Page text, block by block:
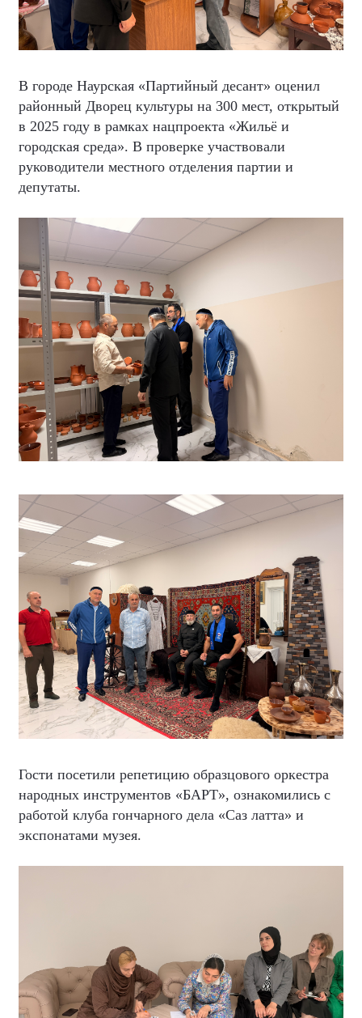
В городе Наурская «Партийный десант» оценил
районный Дворец культуры на 300 мест, открытый
в 2025 году в рамках нацпроекта «Жильё и
городская среда». В проверке участвовали
руководители местного отделения партии и
депутаты.
Гости посетили репетицию образцового оркестра
народных инструментов «БАРТ», ознакомились с
работой клуба гончарного дела «Саз латта» и
экспонатами музея.